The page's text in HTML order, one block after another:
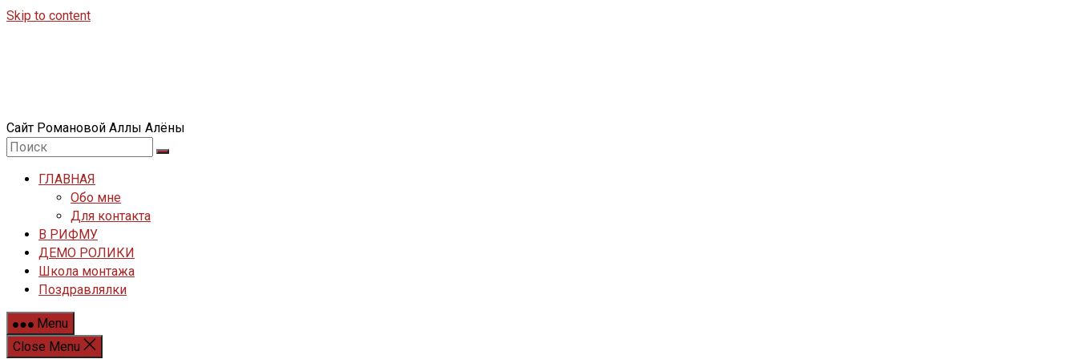
Skip to content
Сайт Романовой Аллы Алёны
ГЛАВНАЯ
Обо мне
Для контакта
В РИФМУ
ДЕМО РОЛИКИ
Школа монтажа
Поздравлялки
Menu
Close Menu